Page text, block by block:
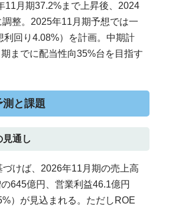
11月期37.2%まで上昇後、2024
整。2025年11月期予想では一
利回り4.08%）を計画。中期計
までに配当性向35%台を目指す
と課題
通し
けば、2026年11月期の売上高
645億円、営業利益46.1億円
）が見込まれる。ただしROE